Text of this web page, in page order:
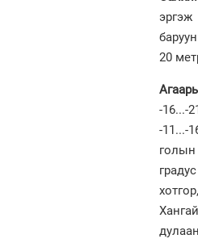
эргэж
20
-16...-
-11...-
голын